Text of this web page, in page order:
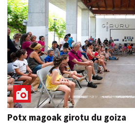
Potx magoak girotu du goiza